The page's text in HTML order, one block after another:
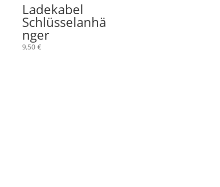
Ladekabel
Schlüsselanhä
nger
9,50 €